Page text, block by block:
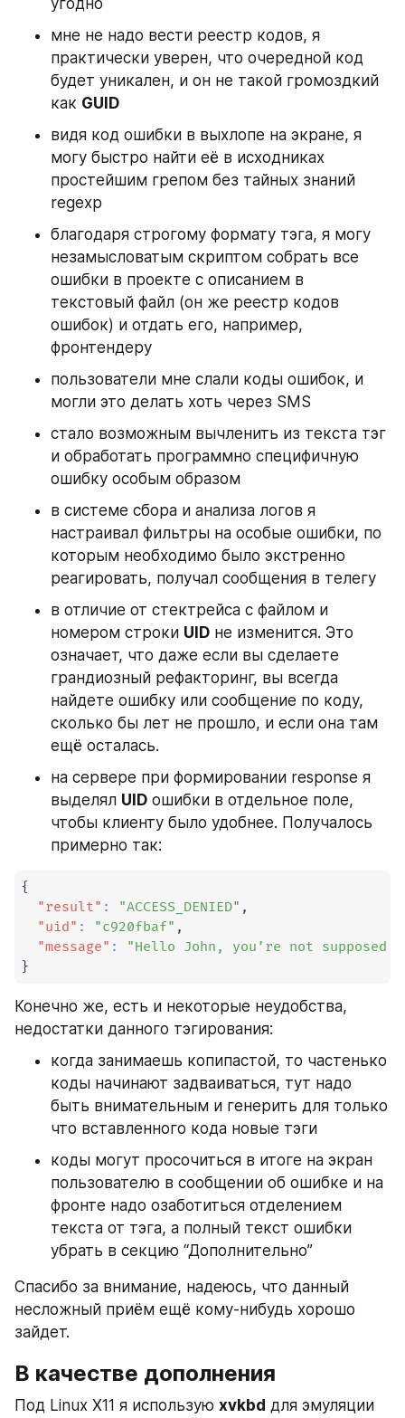
угодно
мне не надо вести реестр кодов, я
практически уверен, что очередной код
будет уникален, и он не такой громоздкий
как GUID
видя код ошибки в выхлопе на экране, я
могу быстро найти её в исходниках
простейшим грепом без тайных знаний
regexp
благодаря строгому формату тэга, я могу
незамысловатым скриптом собрать все
ошибки в проекте с описанием в
текстовый файл (он же реестр кодов
ошибок) и отдать его, например,
фронтендеру
пользователи мне слали коды ошибок, и
могли это делать хоть через SMS
стало возможным вычленить из текста тэг
и обработать программно специфичную
ошибку особым образом
в системе сбора и анализа логов я
настраивал фильтры на особые ошибки, по
которым необходимо было экстренно
реагировать, получал сообщения в телегу
в отличие от стектрейса с файлом и
номером строки UID не изменится. Это
означает, что даже если вы сделаете
грандиозный рефакторинг, вы всегда
найдете ошибку или сообщение по коду,
сколько бы лет не прошло, и если она там
ещё осталась.
на сервере при формировании response я
выделял UID ошибки в отдельное поле,
чтобы клиенту было удобнее. Получалось
примерно так:
{
"result" : "ACCESS_DENIED" ,
"uid" : "c920fbaf" ,
"message" :
"Hello John, you’re not supposed
}
Конечно же, есть и некоторые неудобства,
недостатки данного тэгирования:
когда занимаешь копипастой, то частенько
коды начинают задваиваться, тут надо
быть внимательным и генерить для только
что вставленного кода новые тэги
коды могут просочиться в итоге на экран
пользователю в сообщении об ошибке и на
фронте надо озаботиться отделением
текста от тэга, а полный текст ошибки
убрать в секцию “Дополнительно”
Спасибо за внимание, надеюсь, что данный
несложный приём ещё кому-нибудь хорошо
зайдет.
В качестве дополнения
Под Linux X11 я использую xvkbd для эмуляции